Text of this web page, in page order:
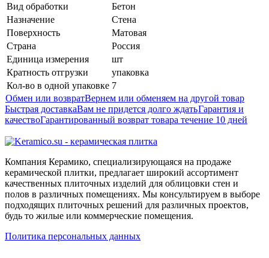
Вид обработки
Бетон
Назначение
Стена
Поверхность
Матовая
Страна
Россия
Единица измерения
шт
Кратность отгрузки
упаковка
Кол-во в одной упаковке 7
Обмен или возвратВернем или обменяем на другой товар
Быстрая доставкаВам не придется долго ждатьГарантия и
качествоГарантированный возврат товара течение 10 дней
Компания Керамико, специализирующаяся на продаже
керамической плитки, предлагает широкий ассортимент
качественных плиточных изделий для облицовки стен и
полов в различных помещениях. Мы консультируем в выборе
подходящих плиточных решений для различных проектов,
будь то жилые или коммерческие помещения.
Политика персональных данных